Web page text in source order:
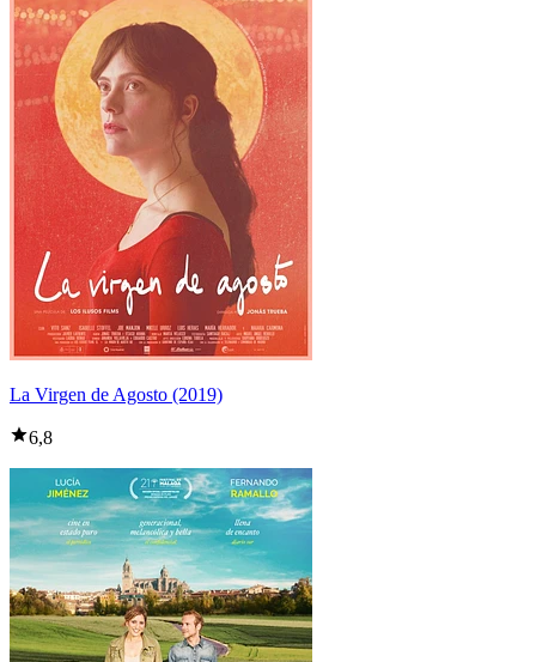
La Virgen de Agosto (2019)
6,8